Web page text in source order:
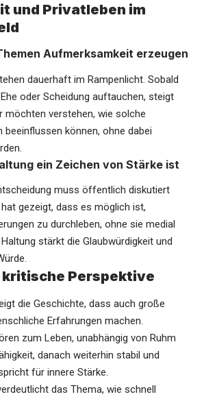
und Privatleben im
Aufmerksamkeit erzeugen
dauerhaft im Rampenlicht. Sobald
oder Scheidung auftauchen, steigt
möchten verstehen, wie solche
beeinflussen können, ohne dabei
ein Zeichen von Stärke ist
muss öffentlich diskutiert
gezeigt, dass es möglich ist,
zu durchleben, ohne sie medial
stärkt die Glaubwürdigkeit und
Perspektive
die Geschichte, dass auch große
Erfahrungen machen.
zum Leben, unabhängig von Ruhm
danach weiterhin stabil und
für innere Stärke.
das Thema, wie schnell